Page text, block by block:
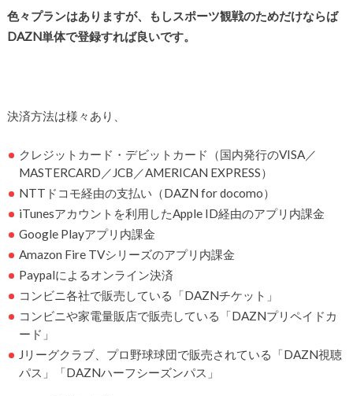
色々プランはありますが、もしスポーツ観戦のためだけならば
DAZN単体で登録すれば良いです。
決済方法は様々あり、
クレジットカード・デビットカード（国内発行のVISA／
MASTERCARD／JCB／AMERICAN EXPRESS）
NTTドコモ経由の支払い（DAZN for docomo）
iTunesアカウントを利用したApple ID経由のアプリ内課金
Google Playアプリ内課金
Amazon Fire TVシリーズのアプリ内課金
Paypalによるオンライン決済
コンビニ各社で販売している「DAZNチケット」
コンビニや家電量販店で販売している「DAZNプリペイドカ
ード」
Jリーグクラブ、プロ野球球団で販売されている「DAZN視聴
パス」「DAZNハーフシーズンパス」